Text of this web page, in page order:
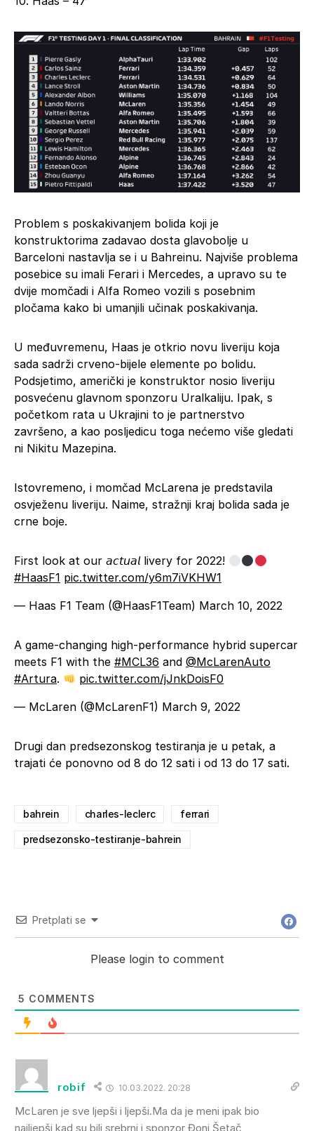
Problem s poskakivanjem bolida koji je
konstruktorima zadavao dosta glavobolje u
Barceloni nastavlja se i u Bahreinu. Najviše problema
posebice su imali Ferari i Mercedes, a upravo su te
dvije momčadi i Alfa Romeo vozili s posebnim
pločama kako bi umanjili učinak poskakivanja.
U međuvremenu, Haas je otkrio novu liveriju koja
sada sadrži crveno-bijele elemente po bolidu.
Podsjetimo, američki je konstruktor nosio liveriju
posvećenu glavnom sponzoru Uralkaliju. Ipak, s
početkom rata u Ukrajini to je partnerstvo
završeno, a kao posljedicu toga nećemo više gledati
ni Nikitu Mazepina.
Istovremeno, i momčad McLarena je predstavila
osvježenu liveriju. Naime, stražnji kraj bolida sada je
crne boje.
First look at our 𝘢𝘤𝘵𝘶𝘢𝘭 livery for 2022!
#HaasF1 pic.twitter.com/y6m7iVKHW1
— Haas F1 Team (@HaasF1Team) March 10, 2022
A game-changing high-performance hybrid supercar
meets F1 with the #MCL36 and @McLarenAuto
#Artura.
pic.twitter.com/jJnkDoisF0
— McLaren (@McLarenF1) March 9, 2022
Drugi dan predsezonskog testiranja je u petak, a
trajati će ponovno od 8 do 12 sati i od 13 do 17 sati.
bahrein charles-leclerc ferrari
predsezonsko-testiranje-bahrein
Pretplati se
Please login to comment
5 COMMENTS
robif 10.03.2022. 20:28
McLaren je sve ljepši i ljepši.Ma da je meni ipak bio
najljepši kad su bili srebrni i sponzor Đoni Šetač